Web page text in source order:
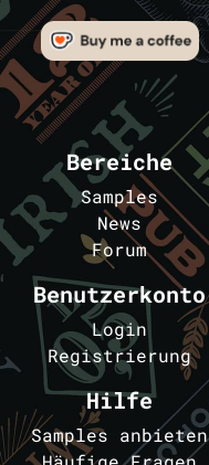
Bereiche
Samples
News
Forum
Benutzerkonto
Login
Registrierung
Hilfe
Samples anbieten